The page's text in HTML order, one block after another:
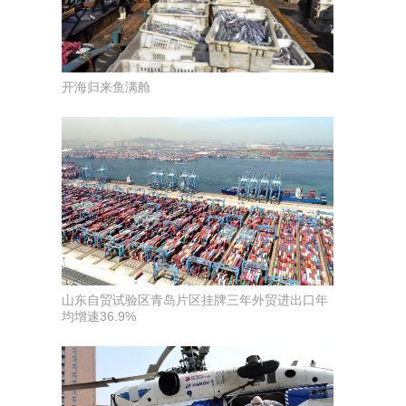
开海归来鱼满舱
山东自贸试验区青岛片区挂牌三年外贸进出口年
均增速36.9%